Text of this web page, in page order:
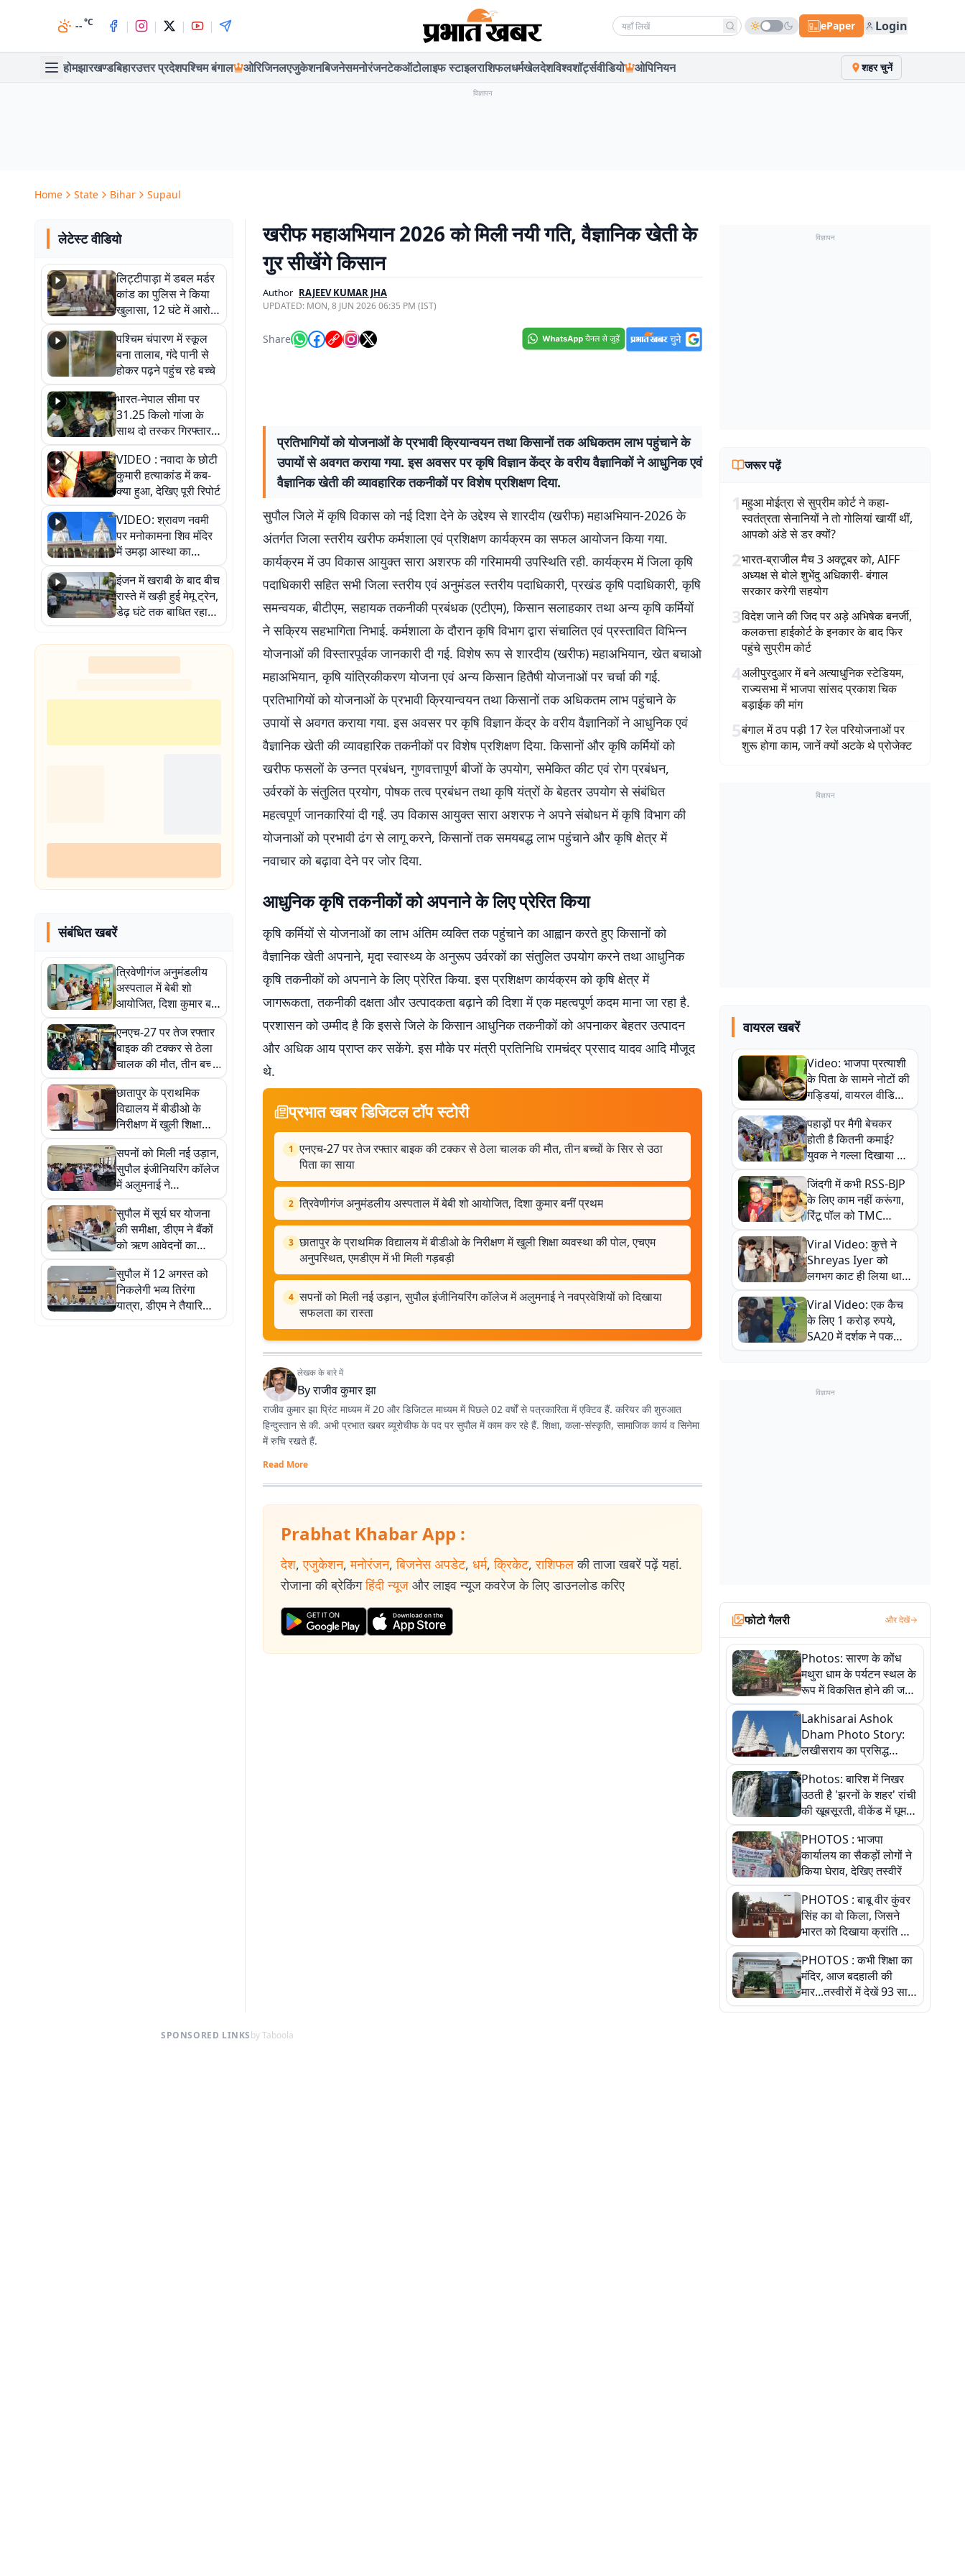
--°C | | | | Search news ePaper Login
होमझारखण्डबिहारउत्तर प्रदेशपश्चिम बंगाल ओरिजिनलएजुकेशनबिजनेसमनोरंजनटेकऑटोलाइफ स्टाइलराशिफलधर्मखेलदेशविश्वशॉर्ट्सवीडियो ओपिनियन शहर चुनें
विज्ञापन
Home State Bihar Supaul
लेटेस्ट वीडियो
लिट्टीपाड़ा में डबल मर्डर
कांड का पुलिस ने किया
खुलासा, 12 घंटे में आरोपी
गिरफ्तार
पश्चिम चंपारण में स्कूल
बना तालाब, गंदे पानी से
होकर पढ़ने पहुंच रहे बच्चे
भारत-नेपाल सीमा पर
31.25 किलो गांजा के
साथ दो तस्कर गिरफ्तार,
नेपाली नंबर की बाइक
जब्त
VIDEO : नवादा के छोटी
कुमारी हत्याकांड में कब-
क्या हुआ, देखिए पूरी रिपोर्ट
VIDEO: श्रावण नवमी
पर मनोकामना शिव मंदिर
में उमड़ा आस्था का
सैलाब, हर-हर महादेव के
जयघोष से गूंजा परिसर
इंजन में खराबी के बाद बीच
रास्ते में खड़ी हुई मेमू ट्रेन,
डेढ़ घंटे तक बाधित रहा
आवागमन
संबंधित खबरें
त्रिवेणीगंज अनुमंडलीय
अस्पताल में बेबी शो
आयोजित, दिशा कुमार बनीं
प्रथम
एनएच-27 पर तेज रफ्तार
बाइक की टक्कर से ठेला
चालक की मौत, तीन बच्चों
के सिर से उठा पिता का
साया
छातापुर के प्राथमिक
विद्यालय में बीडीओ के
निरीक्षण में खुली शिक्षा
व्यवस्था की पोल, एचएम
अनुपस्थित, एमडीएम में भी
मिली गड़बड़ी
सपनों को मिली नई उड़ान,
सुपौल इंजीनियरिंग कॉलेज
में अलुमनाई ने
नवप्रवेशियों को दिखाया
सफलता का रास्ता
सुपौल में सूर्य घर योजना
की समीक्षा, डीएम ने बैंकों
को ऋण आवेदनों का
शीघ्र निष्पादन करने का
दिया निर्देश
सुपौल में 12 अगस्त को
निकलेगी भव्य तिरंगा
यात्रा, डीएम ने तैयारियों
को लेकर अधिकारियों को
खरीफ महाअभियान 2026 को मिली नयी गति, वैज्ञानिक खेती के
गुर सीखेंगे किसान
Author RAJEEV KUMAR JHA
UPDATED: MON, 8 JUN 2026 06:35 PM (IST)
Share
प्रतिभागियों को योजनाओं के प्रभावी क्रियान्वयन तथा किसानों तक अधिकतम लाभ पहुंचाने के
उपायों से अवगत कराया गया. इस अवसर पर कृषि विज्ञान केंद्र के वरीय वैज्ञानिकों ने आधुनिक एवं
वैज्ञानिक खेती की व्यावहारिक तकनीकों पर विशेष प्रशिक्षण दिया.
सुपौल जिले में कृषि विकास को नई दिशा देने के उद्देश्य से शारदीय (खरीफ) महाअभियान-2026 के
अंतर्गत जिला स्तरीय खरीफ कर्मशाला एवं प्रशिक्षण कार्यक्रम का सफल आयोजन किया गया.
कार्यक्रम में उप विकास आयुक्त सारा अशरफ की गरिमामयी उपस्थिति रही. कार्यक्रम में जिला कृषि
पदाधिकारी सहित सभी जिला स्तरीय एवं अनुमंडल स्तरीय पदाधिकारी, प्रखंड कृषि पदाधिकारी, कृषि
समन्वयक, बीटीएम, सहायक तकनीकी प्रबंधक (एटीएम), किसान सलाहकार तथा अन्य कृषि कर्मियों
ने सक्रिय सहभागिता निभाई. कर्मशाला के दौरान कृषि विभाग द्वारा संचालित एवं प्रस्तावित विभिन्न
योजनाओं की विस्तारपूर्वक जानकारी दी गई. विशेष रूप से शारदीय (खरीफ) महाअभियान, खेत बचाओ
महाअभियान, कृषि यांत्रिकीकरण योजना एवं अन्य किसान हितैषी योजनाओं पर चर्चा की गई.
प्रतिभागियों को योजनाओं के प्रभावी क्रियान्वयन तथा किसानों तक अधिकतम लाभ पहुंचाने के
उपायों से अवगत कराया गया. इस अवसर पर कृषि विज्ञान केंद्र के वरीय वैज्ञानिकों ने आधुनिक एवं
वैज्ञानिक खेती की व्यावहारिक तकनीकों पर विशेष प्रशिक्षण दिया. किसानों और कृषि कर्मियों को
खरीफ फसलों के उन्नत प्रबंधन, गुणवत्तापूर्ण बीजों के उपयोग, समेकित कीट एवं रोग प्रबंधन,
उर्वरकों के संतुलित प्रयोग, पोषक तत्व प्रबंधन तथा कृषि यंत्रों के बेहतर उपयोग से संबंधित
महत्वपूर्ण जानकारियां दी गईं. उप विकास आयुक्त सारा अशरफ ने अपने संबोधन में कृषि विभाग की
योजनाओं को प्रभावी ढंग से लागू करने, किसानों तक समयबद्ध लाभ पहुंचाने और कृषि क्षेत्र में
नवाचार को बढ़ावा देने पर जोर दिया.
आधुनिक कृषि तकनीकों को अपनाने के लिए प्रेरित किया
कृषि कर्मियों से योजनाओं का लाभ अंतिम व्यक्ति तक पहुंचाने का आह्वान करते हुए किसानों को
वैज्ञानिक खेती अपनाने, मृदा स्वास्थ्य के अनुरूप उर्वरकों का संतुलित उपयोग करने तथा आधुनिक
कृषि तकनीकों को अपनाने के लिए प्रेरित किया. इस प्रशिक्षण कार्यक्रम को कृषि क्षेत्र में
जागरूकता, तकनीकी दक्षता और उत्पादकता बढ़ाने की दिशा में एक महत्वपूर्ण कदम माना जा रहा है.
प्रशासन को उम्मीद है कि इससे जिले के किसान आधुनिक तकनीकों को अपनाकर बेहतर उत्पादन
और अधिक आय प्राप्त कर सकेंगे. इस मौके पर मंत्री प्रतिनिधि रामचंद्र प्रसाद यादव आदि मौजूद
थे.
प्रभात खबर डिजिटल टॉप स्टोरी
1 एनएच-27 पर तेज रफ्तार बाइक की टक्कर से ठेला चालक की मौत, तीन बच्चों के सिर से उठा
पिता का साया
2 त्रिवेणीगंज अनुमंडलीय अस्पताल में बेबी शो आयोजित, दिशा कुमार बनीं प्रथम
3 छातापुर के प्राथमिक विद्यालय में बीडीओ के निरीक्षण में खुली शिक्षा व्यवस्था की पोल, एचएम
अनुपस्थित, एमडीएम में भी मिली गड़बड़ी
4 सपनों को मिली नई उड़ान, सुपौल इंजीनियरिंग कॉलेज में अलुमनाई ने नवप्रवेशियों को दिखाया
सफलता का रास्ता
लेखक के बारे में
Byराजीव कुमार झा
राजीव कुमार झा प्रिंट माध्यम में 20 और डिजिटल माध्यम में पिछले 02 वर्षों से पत्रकारिता में एक्टिव हैं. करियर की शुरुआत
हिन्दुस्तान से की. अभी प्रभात खबर ब्यूरोचीफ के पद पर सुपौल में काम कर रहे हैं. शिक्षा, कला-संस्कृति, सामाजिक कार्य व सिनेमा
में रुचि रखते हैं.
Read More
Prabhat Khabar App :
देश, एजुकेशन, मनोरंजन, बिजनेस अपडेट, धर्म, क्रिकेट, राशिफल की ताजा खबरें पढ़ें यहां.
रोजाना की ब्रेकिंग हिंदी न्यूज और लाइव न्यूज कवरेज के लिए डाउनलोड करिए
विज्ञापन
जरूर पढ़ें
1महुआ मोईत्रा से सुप्रीम कोर्ट ने कहा-
स्वतंत्रता सेनानियों ने तो गोलियां खायीं थीं,
आपको अंडे से डर क्यों?
2भारत-ब्राजील मैच 3 अक्टूबर को, AIFF
अध्यक्ष से बोले शुभेंदु अधिकारी- बंगाल
सरकार करेगी सहयोग
3विदेश जाने की जिद पर अड़े अभिषेक बनर्जी,
कलकत्ता हाईकोर्ट के इनकार के बाद फिर
पहुंचे सुप्रीम कोर्ट
4अलीपुरदुआर में बने अत्याधुनिक स्टेडियम,
राज्यसभा में भाजपा सांसद प्रकाश चिक
बड़ाईक की मांग
5बंगाल में ठप पड़ी 17 रेल परियोजनाओं पर
शुरू होगा काम, जानें क्यों अटके थे प्रोजेक्ट
विज्ञापन
वायरल खबरें
Video: भाजपा प्रत्याशी
के पिता के सामने नोटों की
गड्डियां, वायरल वीडियो
से राजनीति में उबाल,
अजित महतो बोले- TMC
की गंदी चाल
पहाड़ों पर मैगी बेचकर
होती है कितनी कमाई?
युवक ने गल्ला दिखाया तो
नौकरी वालों के खड़े हो गए
कान
जिंदगी में कभी RSS-BJP
के लिए काम नहीं करूंगा,
रिंटू पॉल को TMC
ऑफिस में ले जाकर पीटा,
Video वायरल
Viral Video: कुत्ते ने
Shreyas Iyer को
लगभग काट ही लिया था,
न्यूजीलैंड सीरीज से पहले
बाल-बाल बचे
Viral Video: एक कैच
के लिए 1 करोड़ रुपये,
SA20 में दर्शक ने पकड़ा
एक हाथ से गजब का कैच
विज्ञापन
फोटो गैलरी और देखें
Photos: सारण के कोंध
मथुरा धाम के पर्यटन स्थल के
रूप में विकसित होने की जगी
आस, 9 तस्वीरों में देखें पूरी
कहानी
Lakhisarai Ashok
Dham Photo Story:
लखीसराय का प्रसिद्ध
अशोक धाम—आस्था,
श्रृंगार, अनुष्ठान और
अलौकिक संध्या आरती के
विहंगम दृश्य
Photos: बारिश में निखर
उठती है 'झरनों के शहर' रांची
की खूबसूरती, वीकेंड में घूम
आएं ये 5 वादियां
PHOTOS : भाजपा
कार्यालय का सैकड़ों लोगों ने
किया घेराव, देखिए तस्वीरें
PHOTOS : बाबू वीर कुंवर
सिंह का वो किला, जिसने
भारत को दिखाया क्रांति का
रास्ता: तस्वीरों में देखिए
PHOTOS : कभी शिक्षा का
मंदिर, आज बदहाली की
मार...तस्वीरों में देखें 93 साल
पुराने इस हाई स्कूल की
SPONSORED LINKSby Taboola